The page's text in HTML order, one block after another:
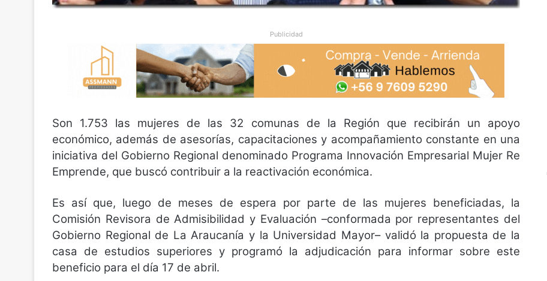
Publicidad
Son 1.753 las mujeres de las 32 comunas de la Región que recibirán un apoyo
económico, además de asesorías, capacitaciones y acompañamiento constante en una
iniciativa del Gobierno Regional denominado Programa Innovación Empresarial Mujer Re
Emprende, que buscó contribuir a la reactivación económica.
Es así que, luego de meses de espera por parte de las mujeres beneficiadas, la
Comisión Revisora de Admisibilidad y Evaluación –conformada por representantes del
Gobierno Regional de La Araucanía y la Universidad Mayor– validó la propuesta de la
casa de estudios superiores y programó la adjudicación para informar sobre este
beneficio para el día 17 de abril.